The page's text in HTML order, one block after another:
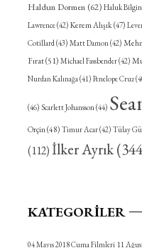
Haldun Dormen(62) Haluk
Lawrence(42) Kerem Alışık(47)
Cotillard(43) Matt Damon(42)
Fırat(51) Michael Fassbender(42)
Nurdan Kalınağa(41) Penelope Cruz
(46) Scarlett Johansson(44)
Orçin(48) Timur Acar(42) Tülay
(112)İlker Ayrık
KATEGORILER
04 Mayıs 2018 Cuma Filmleri 11